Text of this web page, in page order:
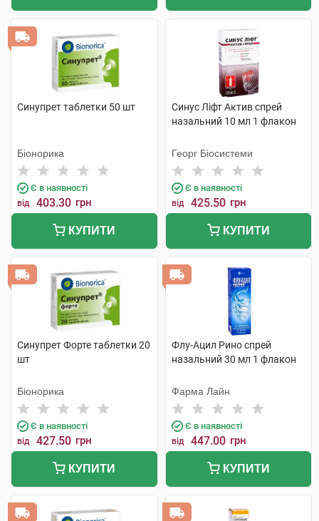
Синупрет таблетки 50 шт
Біонорика
Є в наявності
від 403.30 грн
КУПИТИ
Синус Ліфт Актив спрей
назальний 10 мл 1 флакон
Георг Біосистеми
Є в наявності
від 425.50 грн
КУПИТИ
Синупрет Форте таблетки 20
шт
Біонорика
Є в наявності
від 427.50 грн
КУПИТИ
Флу-Ацил Рино спрей
назальний 30 мл 1 флакон
Фарма Лайн
Є в наявності
від 447.00 грн
КУПИТИ